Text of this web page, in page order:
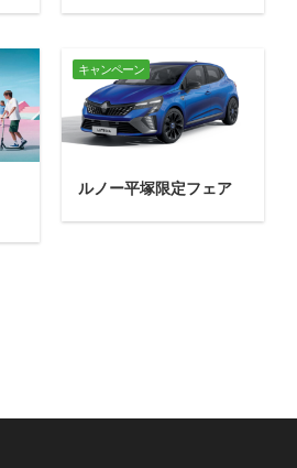
キャンペーン
ルノー平塚限定フェア